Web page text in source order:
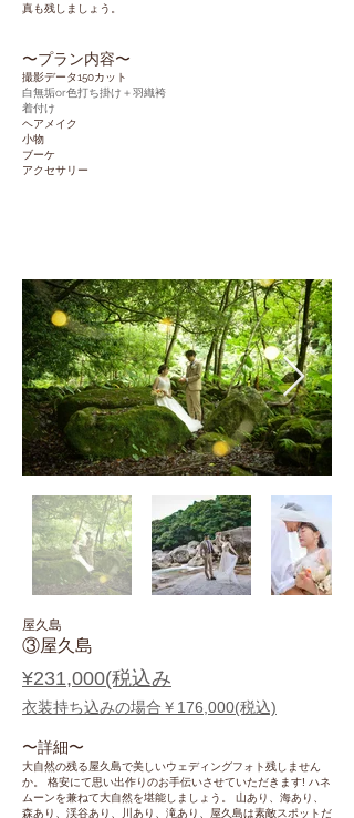
真も残しましょう。
〜​プラン内容〜
撮影データ150カット
白無垢or色打ち掛け＋羽織袴
​着付け
ヘアメイク
小物
ブーケ
アクセサリー
屋久島
③屋久島
¥231,000(税込み
衣装持ち込みの場合￥176,000(税込)
〜​詳細〜
大自然の残る屋久島で美しいウェディングフォト残しません
か。 格安にて思い出作りのお手伝いさせていただきます! ハネ
ムーンを兼ねて大自然を堪能しましょう。 山あり、海あり、
森あり、渓谷あり、川あり、滝あり、屋久島は素敵スポットだ